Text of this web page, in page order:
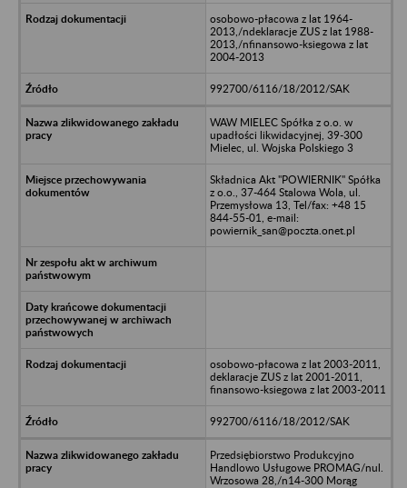
osobowo-płacowa z lat 1964-
2013,/ndeklaracje ZUS z lat 1988-
2013,/nfinansowo-ksiegowa z lat
2004-2013
992700/6116/18/2012/SAK
WAW MIELEC Spółka z o.o. w
upadłości likwidacyjnej, 39-300
Mielec, ul. Wojska Polskiego 3
Składnica Akt "POWIERNIK" Spółka
z o.o., 37-464 Stalowa Wola, ul.
Przemysłowa 13, Tel/fax: +48 15
844-55-01, e-mail:
powiernik_san@poczta.onet.pl
osobowo-płacowa z lat 2003-2011,
deklaracje ZUS z lat 2001-2011,
finansowo-ksiegowa z lat 2003-2011
992700/6116/18/2012/SAK
Przedsiębiorstwo Produkcyjno
Handlowo Usługowe PROMAG/nul.
Wrzosowa 28,/n14-300 Morąg